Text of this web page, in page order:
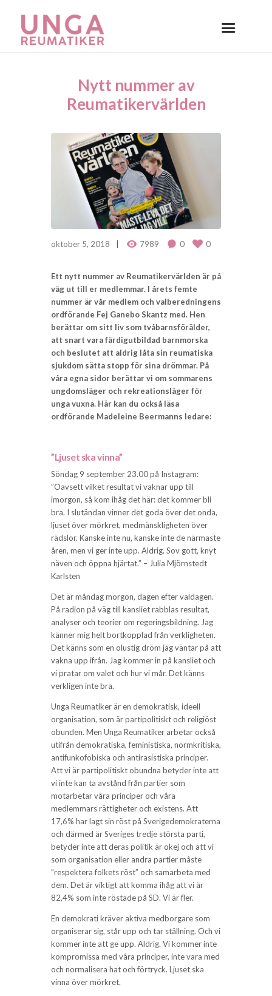
Nytt nummer av
Reumatikervärlden
oktober 5, 2018 7989 0 0
Ett nytt nummer av Reumatikervärlden är på
väg ut till er medlemmar. I årets femte
nummer är vår medlem och valberedningens
ordförande Fej Ganebo Skantz med. Hen
berättar om sitt liv som tvåbarnsförälder,
att snart vara färdigutbildad barnmorska
och beslutet att aldrig låta sin reumatiska
sjukdom sätta stopp för sina drömmar. På
våra egna sidor berättar vi om sommarens
ungdomsläger och rekreationsläger för
unga vuxna. Här kan du också läsa
ordförande Madeleine Beermanns ledare:
”Ljuset ska vinna”
Söndag 9 september 23.00 på Instagram:
”Oavsett vilket resultat vi vaknar upp till
imorgon, så kom ihåg det här: det kommer bli
bra. I slutändan vinner det goda över det onda,
ljuset över mörkret, medmänskligheten över
rädslor. Kanske inte nu, kanske inte de närmaste
åren, men vi ger inte upp. Aldrig. Sov gott, knyt
näven och öppna hjärtat.” – Julia Mjörnstedt
Karlsten
Det är måndag morgon, dagen efter valdagen.
På radion på väg till kansliet rabblas resultat,
analyser och teorier om regeringsbildning. Jag
känner mig helt bortkopplad från verkligheten.
Det känns som en olustig dröm jag väntar på att
vakna upp ifrån. Jag kommer in på kansliet och
vi pratar om valet och hur vi mår. Det känns
verkligen inte bra.
Unga Reumatiker är en demokratisk, ideell
organisation, som är partipolitiskt och religiöst
obunden. Men Unga Reumatiker arbetar också
utifrån demokratiska, feministiska, normkritiska,
antifunkofobiska och antirasistiska principer.
Att vi är partipolitiskt obundna betyder inte att
vi inte kan ta avstånd från partier som
motarbetar våra principer och våra
medlemmars rättigheter och existens. Att
17,6% har lagt sin röst på Sverigedemokraterna
och därmed är Sveriges tredje största parti,
betyder inte att deras politik är okej och att vi
som organisation eller andra partier måste
”respektera folkets röst” och samarbeta med
dem. Det är viktigt att komma ihåg att vi är
82,4% som inte röstade på SD. Vi är fler.
En demokrati kräver aktiva medborgare som
organiserar sig, står upp och tar ställning. Och vi
kommer inte att ge upp. Aldrig. Vi kommer inte
kompromissa med våra principer, inte vara med
och normalisera hat och förtryck. Ljuset ska
vinna över mörkret.